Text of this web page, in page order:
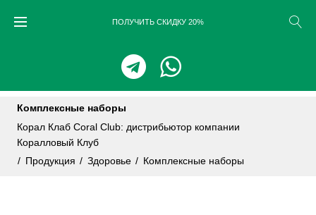
ПОЛУЧИТЬ СКИДКУ 20%
Комплексные наборы
Корал Клаб Coral Club: дистрибьютор компании
Коралловый Клуб
/ Продукция / Здоровье / Комплексные наборы